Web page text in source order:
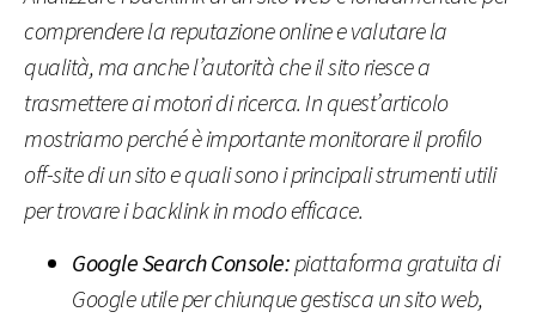
comprendere la reputazione online e valutare la
qualità, ma anche l’autorità che il sito riesce a
trasmettere ai motori di ricerca. In quest’articolo
mostriamo perché è importante monitorare il profilo
off-site di un sito e quali sono i principali strumenti utili
per trovare i backlink in modo efficace.
Google Search Console:piattaforma gratuita di
Google utile per chiunque gestisca un sito web,